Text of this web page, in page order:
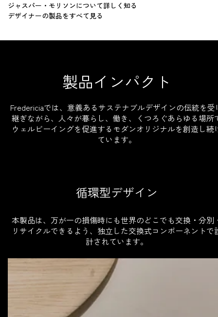
ジャスパー・モリソンについて詳しく知る
デザイナーの製品をすべて見る
製品インパクト
Fredericiaでは、意義あるサステナブルデザインの伝統を受
継ぎながら、人々が暮らし、働き、くつろぐあらゆる場所
ウェルビーイングを促進するモダンオリジナルを創造し続
ています。
循環型デザイン
本製品は、万が一の損傷時にも世界のどこでも交換・分別
リサイクルできるよう、独立した交換式コンポーネントで
計されています。